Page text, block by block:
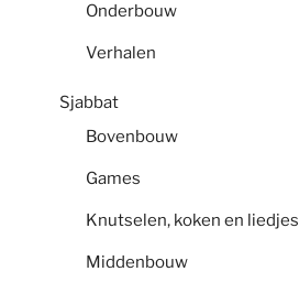
Onderbouw
Verhalen
Sjabbat
Bovenbouw
Games
Knutselen, koken en liedjes
Middenbouw